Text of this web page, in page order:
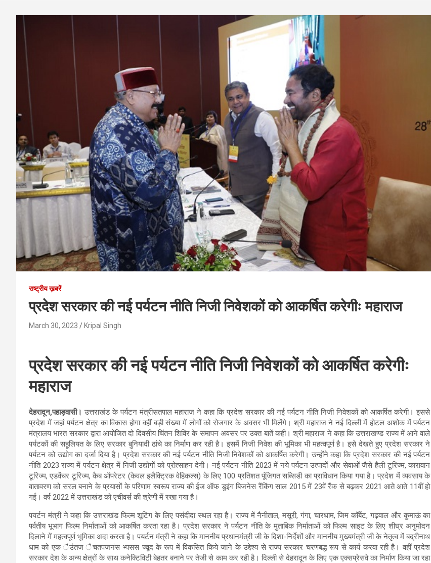
राष्ट्रीय ख़बरें
प्रदेश सरकार की नई पर्यटन नीति निजी निवेशकों को आकर्षित करेगीः महाराज
March 30, 2023 Kripal Singh
प्रदेश सरकार की नई पर्यटन नीति निजी निवेशकों को आकर्षित करेगीः
महाराज
देहरादून,पहाड़वासी। उत्तराखंड के पर्यटन मंत्रीसतपाल महाराज ने कहा कि प्रदेश सरकार की नई पर्यटन नीति निजी निवेशकों को आकर्षित करेगी। इससे
प्रदेश में जहां पर्यटन क्षेत्र का विकास होगा वहीं बड़ी संख्या में लोगों को रोजगार के अवसर भी मिलेंगे। श्री महाराज ने नई दिल्ली में होटल अशोक में पर्यटन
मंत्रालय भारत सरकार द्वारा आयोजित दो दिवसीय चिंतन शिविर के समापन अवसर पर उक्त बातें कही। श्री महाराज ने कहा कि उत्तराखण्ड राज्य में आने वाले
पर्यटकों की सहूलियत के लिए सरकार बुनियादी ढांचे का निर्माण कर रही है। इसमें निजी निवेश की भूमिका भी महत्वपूर्ण है। इसे देखते हुए प्रदेश सरकार ने
पर्यटन को उद्योग का दर्जा दिया है। प्रदेश सरकार की नई पर्यटन नीति निजी निवेशकों को आकर्षित करेगी। उन्होंने कहा कि प्रदेश सरकार की नई पर्यटन
नीति 2023 राज्य में पर्यटन क्षेत्र में निजी उद्योगों को प्रोत्साहन देगी। नई पर्यटन नीति 2023 में नये पर्यटन उत्पादों और सेवाओं जैसे हैली टूरिज्म, कारावान
टूरिज्म, एडवेंचर टूरिज्म, कैब ऑपरेटर (केवल इलैक्ट्रिक वेहिकल्स) के लिए 100 प्रतिशत पूंजिगत सब्सिडी का प्राविधान किया गया है। प्रदेश में व्यवसाय के
वातावरण को सरल बनाने के प्रयासों के परिणाम स्वरूप राज्य की ईज ऑफ डुइंग बिजनेस रैंकिंग साल 2015 में 23वें रैंक से बढ़कर 2021 आते आते 11वीं हो
गई। वर्ष 2022 में उत्तराखंड को एचीवर्स की श्रेणी में रखा गया है।
पयर्टन मंत्री ने कहा कि उत्तराखंड फिल्म शूटिंग के लिए पसंदीदा स्थल रहा है। राज्य में नैनीताल, मसूरी, गंगा, चारधाम, जिम कॉर्बेट, गढ़वाल और कुमाऊं का
पर्वतीय भूभाग फिल्म निर्माताओं को आकर्षित करता रहा है। प्रदेश सरकार ने पर्यटन नीति के मुताबिक निर्माताओं को फिल्म साइट के लिए शीघ्र अनुमोदन
दिलाने में महत्वपूर्ण भूमिका अदा करता है। पयर्टन मंत्री ने कहा कि माननीय प्रधानमंत्री जी के दिशा-निर्देशों और माननीय मुख्यमंत्री जी के नेतृत्व में बद्रीनाथ
धाम को एक ैउंतज ैचतपजनंस भ्पसस ज्वूद के रूप में विकसित किये जाने के उद्देश्य से राज्य सरकार चरणबद्ध रूप से कार्य करवा रही है। वहीं प्रदेश
सरकार देश के अन्य क्षेत्रों के साथ कनेक्टिविटी बेहतर बनाने पर तेजी से काम कर रही है। दिल्ली से देहरादून के लिए एक एक्सप्रेसवे का निर्माण किया जा रहा